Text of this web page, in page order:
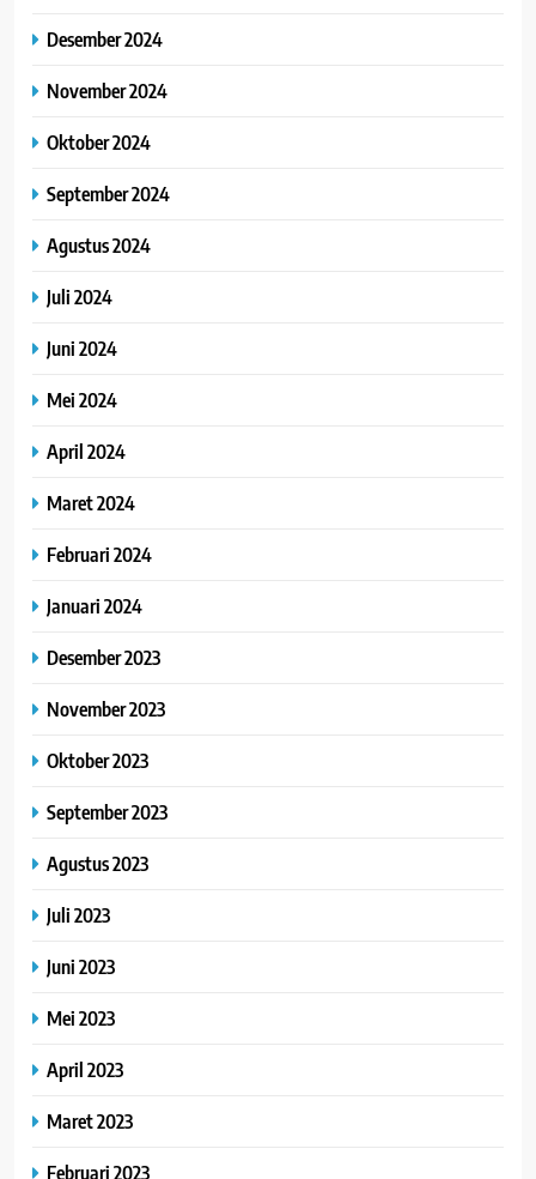
Desember 2024
November 2024
Oktober 2024
September 2024
Agustus 2024
Juli 2024
Juni 2024
Mei 2024
April 2024
Maret 2024
Februari 2024
Januari 2024
Desember 2023
November 2023
Oktober 2023
September 2023
Agustus 2023
Juli 2023
Juni 2023
Mei 2023
April 2023
Maret 2023
Februari 2023